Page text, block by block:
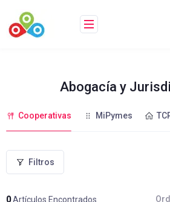
contenido
Abogacía y
Cooperativas MiPymes
Filtros
0Artículos Encontrados